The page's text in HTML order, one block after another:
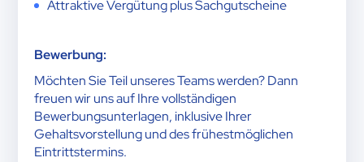
Attraktive Vergütung plus Sachgutscheine
Bewerbung:
Möchten Sie Teil unseres Teams werden? Dann
freuen wir uns auf Ihre vollständigen
Bewerbungsunterlagen, inklusive Ihrer
Gehaltsvorstellung und des frühestmöglichen
Eintrittstermins.